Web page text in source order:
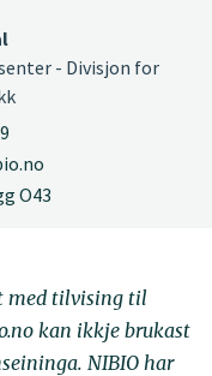
- Divisjon for
O43
med tilvising til
kan ikkje brukast
NIBIO har